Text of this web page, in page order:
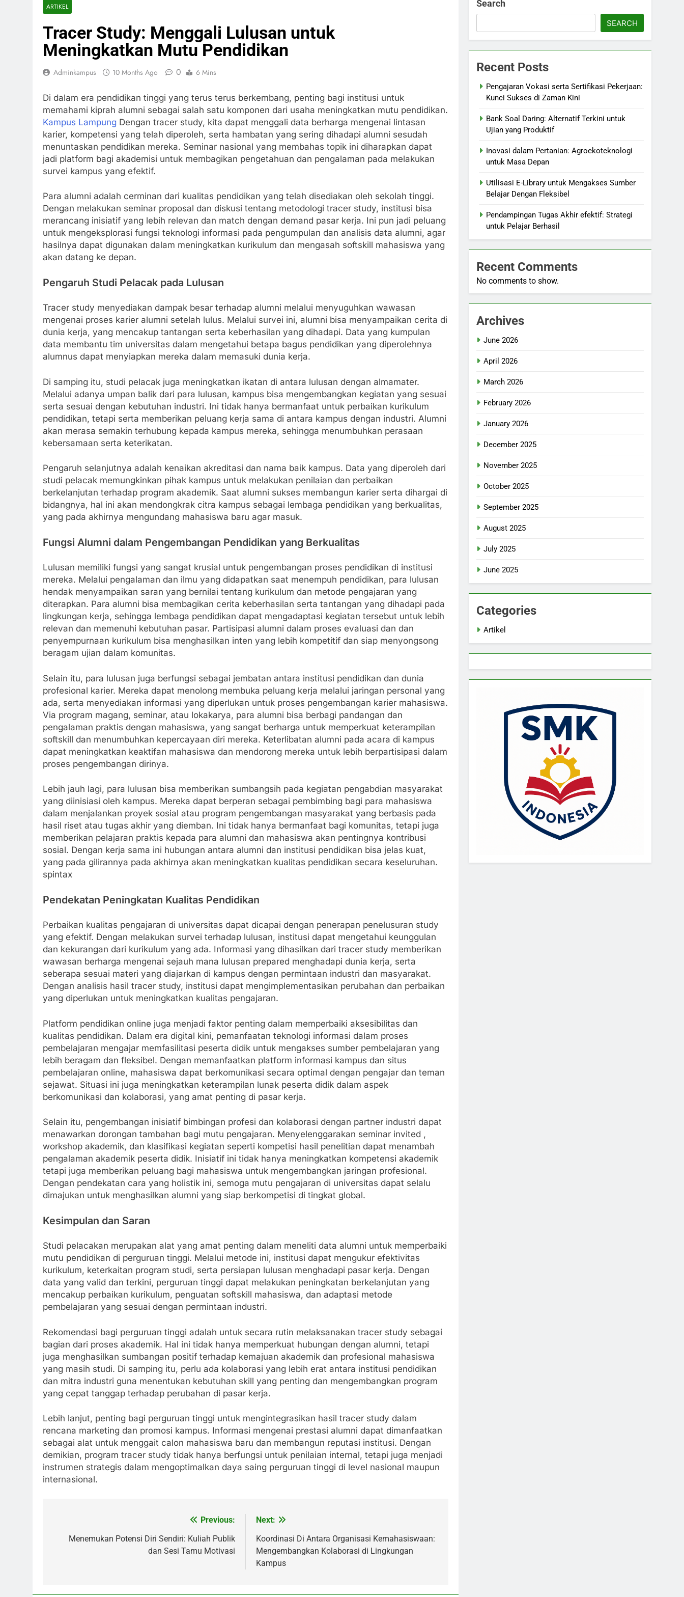
ARTIKEL
Tracer Study: Menggali Lulusan untuk
Meningkatkan Mutu Pendidikan
Adminkampus 10 Months Ago 0 6 Mins
Di dalam era pendidikan tinggi yang terus terus berkembang, penting bagi institusi untuk
memahami kiprah alumni sebagai salah satu komponen dari usaha meningkatkan mutu pendidikan.
Kampus Lampung Dengan tracer study, kita dapat menggali data berharga mengenai lintasan
karier, kompetensi yang telah diperoleh, serta hambatan yang sering dihadapi alumni sesudah
menuntaskan pendidikan mereka. Seminar nasional yang membahas topik ini diharapkan dapat
jadi platform bagi akademisi untuk membagikan pengetahuan dan pengalaman pada melakukan
survei kampus yang efektif.
Para alumni adalah cerminan dari kualitas pendidikan yang telah disediakan oleh sekolah tinggi.
Dengan melakukan seminar proposal dan diskusi tentang metodologi tracer study, institusi bisa
merancang inisiatif yang lebih relevan dan match dengan demand pasar kerja. Ini pun jadi peluang
untuk mengeksplorasi fungsi teknologi informasi pada pengumpulan dan analisis data alumni, agar
hasilnya dapat digunakan dalam meningkatkan kurikulum dan mengasah softskill mahasiswa yang
akan datang ke depan.
Pengaruh Studi Pelacak pada Lulusan
Tracer study menyediakan dampak besar terhadap alumni melalui menyuguhkan wawasan
mengenai proses karier alumni setelah lulus. Melalui survei ini, alumni bisa menyampaikan cerita di
dunia kerja, yang mencakup tantangan serta keberhasilan yang dihadapi. Data yang kumpulan
data membantu tim universitas dalam mengetahui betapa bagus pendidikan yang diperolehnya
alumnus dapat menyiapkan mereka dalam memasuki dunia kerja.
Di samping itu, studi pelacak juga meningkatkan ikatan di antara lulusan dengan almamater.
Melalui adanya umpan balik dari para lulusan, kampus bisa mengembangkan kegiatan yang sesuai
serta sesuai dengan kebutuhan industri. Ini tidak hanya bermanfaat untuk perbaikan kurikulum
pendidikan, tetapi serta memberikan peluang kerja sama di antara kampus dengan industri. Alumni
akan merasa semakin terhubung kepada kampus mereka, sehingga menumbuhkan perasaan
kebersamaan serta keterikatan.
Pengaruh selanjutnya adalah kenaikan akreditasi dan nama baik kampus. Data yang diperoleh dari
studi pelacak memungkinkan pihak kampus untuk melakukan penilaian dan perbaikan
berkelanjutan terhadap program akademik. Saat alumni sukses membangun karier serta dihargai di
bidangnya, hal ini akan mendongkrak citra kampus sebagai lembaga pendidikan yang berkualitas,
yang pada akhirnya mengundang mahasiswa baru agar masuk.
Fungsi Alumni dalam Pengembangan Pendidikan yang Berkualitas
Lulusan memiliki fungsi yang sangat krusial untuk pengembangan proses pendidikan di institusi
mereka. Melalui pengalaman dan ilmu yang didapatkan saat menempuh pendidikan, para lulusan
hendak menyampaikan saran yang bernilai tentang kurikulum dan metode pengajaran yang
diterapkan. Para alumni bisa membagikan cerita keberhasilan serta tantangan yang dihadapi pada
lingkungan kerja, sehingga lembaga pendidikan dapat mengadaptasi kegiatan tersebut untuk lebih
relevan dan memenuhi kebutuhan pasar. Partisipasi alumni dalam proses evaluasi dan dan
penyempurnaan kurikulum bisa menghasilkan inten yang lebih kompetitif dan siap menyongsong
beragam ujian dalam komunitas.
Selain itu, para lulusan juga berfungsi sebagai jembatan antara institusi pendidikan dan dunia
profesional karier. Mereka dapat menolong membuka peluang kerja melalui jaringan personal yang
ada, serta menyediakan informasi yang diperlukan untuk proses pengembangan karier mahasiswa.
Via program magang, seminar, atau lokakarya, para alumni bisa berbagi pandangan dan
pengalaman praktis dengan mahasiswa, yang sangat berharga untuk memperkuat keterampilan
softskill dan menumbuhkan kepercayaan diri mereka. Keterlibatan alumni pada acara di kampus
dapat meningkatkan keaktifan mahasiswa dan mendorong mereka untuk lebih berpartisipasi dalam
proses pengembangan dirinya.
Lebih jauh lagi, para lulusan bisa memberikan sumbangsih pada kegiatan pengabdian masyarakat
yang diinisiasi oleh kampus. Mereka dapat berperan sebagai pembimbing bagi para mahasiswa
dalam menjalankan proyek sosial atau program pengembangan masyarakat yang berbasis pada
hasil riset atau tugas akhir yang diemban. Ini tidak hanya bermanfaat bagi komunitas, tetapi juga
memberikan pelajaran praktis kepada para alumni dan mahasiswa akan pentingnya kontribusi
sosial. Dengan kerja sama ini hubungan antara alumni dan institusi pendidikan bisa jelas kuat,
yang pada gilirannya pada akhirnya akan meningkatkan kualitas pendidikan secara keseluruhan.
spintax
Pendekatan Peningkatan Kualitas Pendidikan
Perbaikan kualitas pengajaran di universitas dapat dicapai dengan penerapan penelusuran study
yang efektif. Dengan melakukan survei terhadap lulusan, institusi dapat mengetahui keunggulan
dan kekurangan dari kurikulum yang ada. Informasi yang dihasilkan dari tracer study memberikan
wawasan berharga mengenai sejauh mana lulusan prepared menghadapi dunia kerja, serta
seberapa sesuai materi yang diajarkan di kampus dengan permintaan industri dan masyarakat.
Dengan analisis hasil tracer study, institusi dapat mengimplementasikan perubahan dan perbaikan
yang diperlukan untuk meningkatkan kualitas pengajaran.
Platform pendidikan online juga menjadi faktor penting dalam memperbaiki aksesibilitas dan
kualitas pendidikan. Dalam era digital kini, pemanfaatan teknologi informasi dalam proses
pembelajaran mengajar memfasilitasi peserta didik untuk mengakses sumber pembelajaran yang
lebih beragam dan fleksibel. Dengan memanfaatkan platform informasi kampus dan situs
pembelajaran online, mahasiswa dapat berkomunikasi secara optimal dengan pengajar dan teman
sejawat. Situasi ini juga meningkatkan keterampilan lunak peserta didik dalam aspek
berkomunikasi dan kolaborasi, yang amat penting di pasar kerja.
Selain itu, pengembangan inisiatif bimbingan profesi dan kolaborasi dengan partner industri dapat
menawarkan dorongan tambahan bagi mutu pengajaran. Menyelenggarakan seminar invited ,
workshop akademik, dan klasifikasi kegiatan seperti kompetisi hasil penelitian dapat menambah
pengalaman akademik peserta didik. Inisiatif ini tidak hanya meningkatkan kompetensi akademik
tetapi juga memberikan peluang bagi mahasiswa untuk mengembangkan jaringan profesional.
Dengan pendekatan cara yang holistik ini, semoga mutu pengajaran di universitas dapat selalu
dimajukan untuk menghasilkan alumni yang siap berkompetisi di tingkat global.
Kesimpulan dan Saran
Studi pelacakan merupakan alat yang amat penting dalam meneliti data alumni untuk memperbaiki
mutu pendidikan di perguruan tinggi. Melalui metode ini, institusi dapat mengukur efektivitas
kurikulum, keterkaitan program studi, serta persiapan lulusan menghadapi pasar kerja. Dengan
data yang valid dan terkini, perguruan tinggi dapat melakukan peningkatan berkelanjutan yang
mencakup perbaikan kurikulum, penguatan softskill mahasiswa, dan adaptasi metode
pembelajaran yang sesuai dengan permintaan industri.
Rekomendasi bagi perguruan tinggi adalah untuk secara rutin melaksanakan tracer study sebagai
bagian dari proses akademik. Hal ini tidak hanya memperkuat hubungan dengan alumni, tetapi
juga menghasilkan sumbangan positif terhadap kemajuan akademik dan profesional mahasiswa
yang masih studi. Di samping itu, perlu ada kolaborasi yang lebih erat antara institusi pendidikan
dan mitra industri guna menentukan kebutuhan skill yang penting dan mengembangkan program
yang cepat tanggap terhadap perubahan di pasar kerja.
Lebih lanjut, penting bagi perguruan tinggi untuk mengintegrasikan hasil tracer study dalam
rencana marketing dan promosi kampus. Informasi mengenai prestasi alumni dapat dimanfaatkan
sebagai alat untuk menggait calon mahasiswa baru dan membangun reputasi institusi. Dengan
demikian, program tracer study tidak hanya berfungsi untuk penilaian internal, tetapi juga menjadi
instrumen strategis dalam mengoptimalkan daya saing perguruan tinggi di level nasional maupun
internasional.
navigation
Previous:
Menemukan Potensi Diri Sendiri: Kuliah Publik
dan Sesi Tamu Motivasi
Next:
Koordinasi Di Antara Organisasi Kemahasiswaan:
Mengembangkan Kolaborasi di Lingkungan
Kampus
Search
SEARCH
Recent Posts
Pengajaran Vokasi serta Sertifikasi Pekerjaan:
Kunci Sukses di Zaman Kini
Bank Soal Daring: Alternatif Terkini untuk
Ujian yang Produktif
Inovasi dalam Pertanian: Agroekoteknologi
untuk Masa Depan
Utilisasi E-Library untuk Mengakses Sumber
Belajar Dengan Fleksibel
Pendampingan Tugas Akhir efektif: Strategi
untuk Pelajar Berhasil
Recent Comments
No comments to show.
Archives
June 2026
April 2026
March 2026
February 2026
January 2026
December 2025
November 2025
October 2025
September 2025
August 2025
July 2025
June 2025
Categories
Artikel